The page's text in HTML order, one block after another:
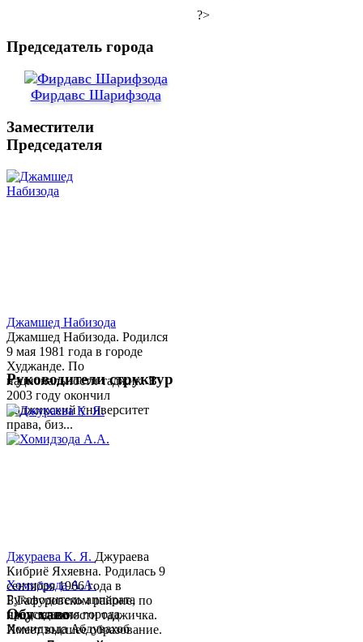
?>
Председатель города
Фирдавс Шарифзода
Заместители
Председателя
Джамшед Набизода
Джамшед Набизода. Родился
9 мая 1981 года в городе
Худжанде. По
национальности таджик. В
2003 году окончил
Таджикский университет
права, биз...
Хомидзода А.А.
Руководитель аппарата
председателя города
Хомидзода Абдувахоб
Руководители структур
Джураева К. Я. Джураева
Кибриё Яхяевна. Родилась 9
сентября 1966 года в
Б.Гафуровском районе, по
национальности таджичка.
Имеет высшее образование.
Обу хаво